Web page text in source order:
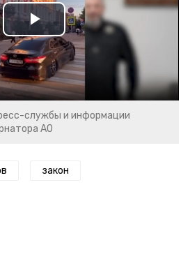
Play
Video
службы и информации
АО
закон